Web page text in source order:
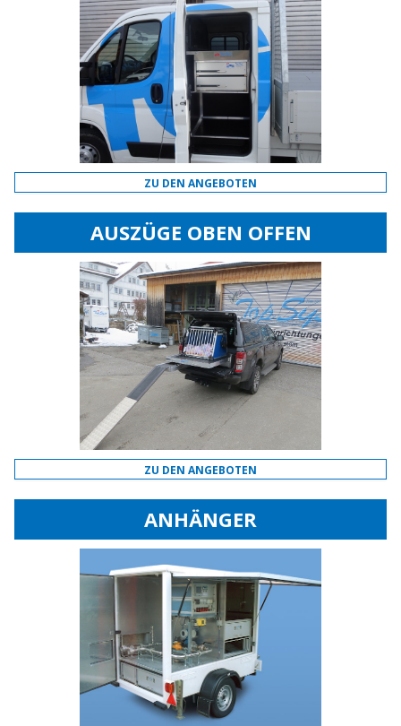
ZU DEN ANGEBOTEN
AUSZÜGE OBEN OFFEN
ZU DEN ANGEBOTEN
ANHÄNGER